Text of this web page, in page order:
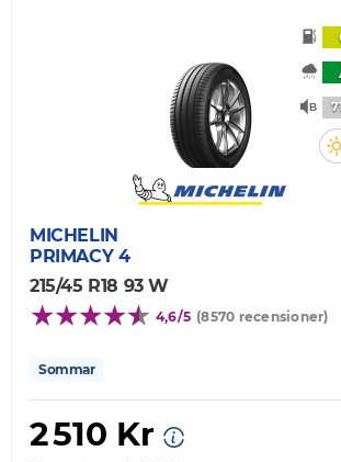
MICHELIN
PRIMACY 4
215/45 R18 93 W
4,6/5 (8570 recensioner)
Sommar
2 510 Kr